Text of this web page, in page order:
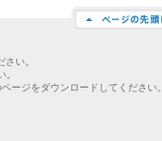
さい。
ージをダウンロードしてください。